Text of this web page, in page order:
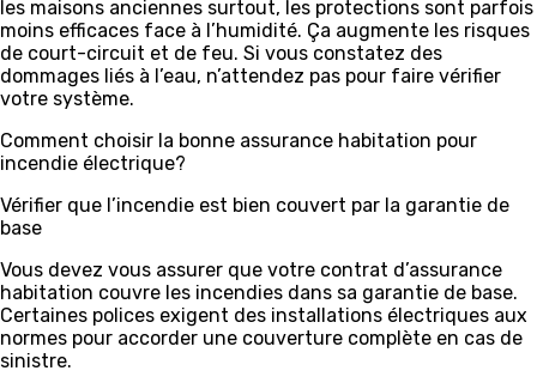
les maisons anciennes surtout, les protections sont parfois
moins efficaces face à l’humidité. Ça augmente les risques
de court-circuit et de feu. Si vous constatez des
dommages liés à l’eau, n’attendez pas pour faire vérifier
votre système.
Comment choisir la bonne assurance habitation pour
incendie électrique?
Vérifier que l’incendie est bien couvert par la garantie de
base
Vous devez vous assurer que votre contrat d’assurance
habitation couvre les incendies dans sa garantie de base.
Certaines polices exigent des installations électriques aux
normes pour accorder une couverture complète en cas de
sinistre.